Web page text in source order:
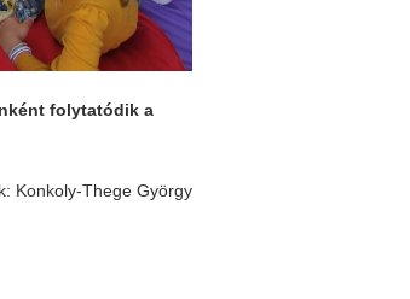
folytatódik a
Konkoly-Thege György